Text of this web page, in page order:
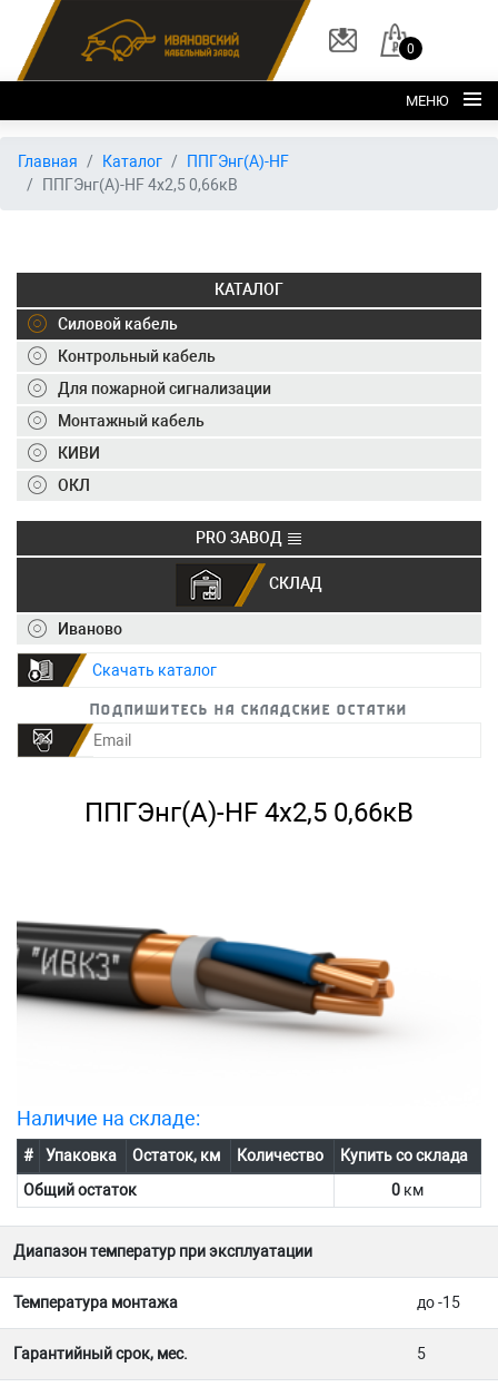
0
МЕНЮ
Главная
О заводе
Склад
ОКЛ
Вакансии
Контакты
+7 (495) 150-40-20
info@ivkz.ru
Главная Каталог
ППГЭнг(А)-HF
ППГЭнг(А)-HF 4х2,5 0,66кВ
КАТАЛОГ
Силовой кабель
Контрольный кабель
Для пожарной сигнализации
Монтажный кабель
КИВИ
ОКЛ
PRO ЗАВОД
СКЛАД
Иваново
Скачать каталог
Подпишитесь на складские остатки
ППГЭнг(А)-HF 4х2,5 0,66кВ
Наличие на складе:
# Упаковка Остаток, км Количество
Купить со склада
Общий остаток
0 км
Диапазон температур при эксплуатации
Температура монтажа до -15
Гарантийный срок, мес. 5